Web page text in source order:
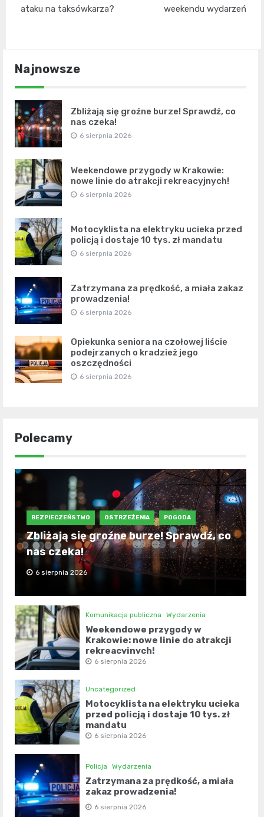
ataku na taksówkarza?
weekendu wydarzeń
Najnowsze
Zbliżają się groźne burze! Sprawdź, co
nas czeka!
6 sierpnia 2026
Weekendowe przygody w Krakowie:
nowe linie do atrakcji rekreacyjnych!
6 sierpnia 2026
Motocyklista na elektryku ucieka przed
policją i dostaje 10 tys. zł mandatu
6 sierpnia 2026
Zatrzymana za prędkość, a miała zakaz
prowadzenia!
6 sierpnia 2026
Opiekunka seniora na czołowej liście
podejrzanych o kradzież jego
oszczędności
6 sierpnia 2026
Polecamy
BEZPIECZEŃSTWO OSTRZEŻENIA POGODA
Zbliżają się groźne burze! Sprawdź, co
nas czeka!
6 sierpnia 2026
Komunikacja publiczna Wydarzenia
Weekendowe przygody w
Krakowie: nowe linie do atrakcji
rekreacyjnych!
6 sierpnia 2026
Uncategorized
Motocyklista na elektryku ucieka
przed policją i dostaje 10 tys. zł
mandatu
6 sierpnia 2026
Policja Wydarzenia
Zatrzymana za prędkość, a miała
zakaz prowadzenia!
6 sierpnia 2026